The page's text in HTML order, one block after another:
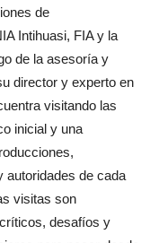
de
Intihuasi, FIA y la
de la asesoría y
director y experto en
visitando las
inicial y una
autoridades de cada
visitas son
desafíos y